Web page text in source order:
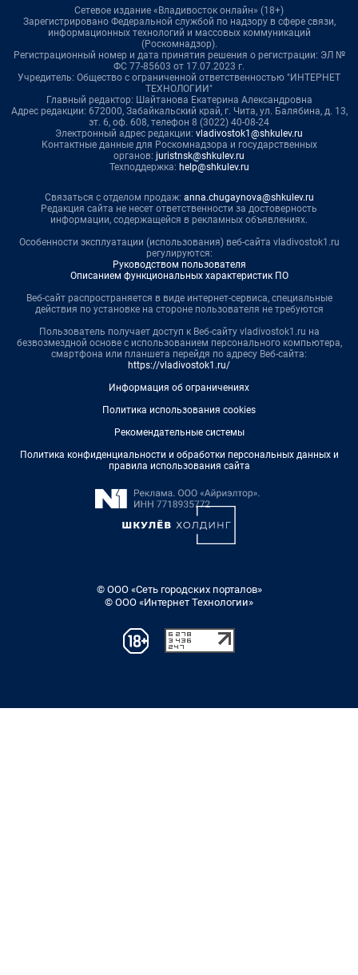
Сетевое издание «Владивосток онлайн» (18+)
Зарегистрировано Федеральной службой по надзору в сфере связи,
информационных технологий и массовых коммуникаций
(Роскомнадзор).
Регистрационный номер и дата принятия решения о регистрации: ЭЛ №
ФС 77-85603 от 17.07.2023 г.
Учредитель: Общество с ограниченной ответственностью "ИНТЕРНЕТ
ТЕХНОЛОГИИ"
Главный редактор: Шайтанова Екатерина Александровна
Адрес редакции: 672000, Забайкальский край, г. Чита, ул. Балябина, д. 13,
эт. 6, оф. 608, телефон 8 (3022) 40-08-24
Электронный адрес редакции: vladivostok1@shkulev.ru
Контактные данные для Роскомнадзора и государственных
органов: juristnsk@shkulev.ru
Техподдержка: help@shkulev.ru
Связаться с отделом продаж: anna.chugaynova@shkulev.ru
Редакция сайта не несет ответственности за достоверность
информации, содержащейся в рекламных объявлениях.
Особенности эксплуатации (использования) веб-сайта vladivostok1.ru
регулируются:
Руководством пользователя
Описанием функциональных характеристик ПО
Веб-сайт распространяется в виде интернет-сервиса, специальные
действия по установке на стороне пользователя не требуются
Пользователь получает доступ к Веб-сайту vladivostok1.ru на
безвозмездной основе с использованием персонального компьютера,
смартфона или планшета перейдя по адресу Веб-сайта:
https://vladivostok1.ru/
Информация об ограничениях
Политика использования cookies
Рекомендательные системы
Политика конфиденциальности и обработки персональных данных и
правила использования сайта
© ООО «Сеть городских порталов»
© ООО «Интернет Технологии»